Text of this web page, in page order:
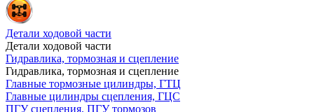
Детали ходовой части
Детали ходовой части
Гидравлика, тормозная и сцепление
Гидравлика, тормозная и сцепление
Главные тормозные цилиндры, ГТЦ
Главные цилиндры сцепления, ГЦС
ПГУ сцепления. ПГУ тормозов